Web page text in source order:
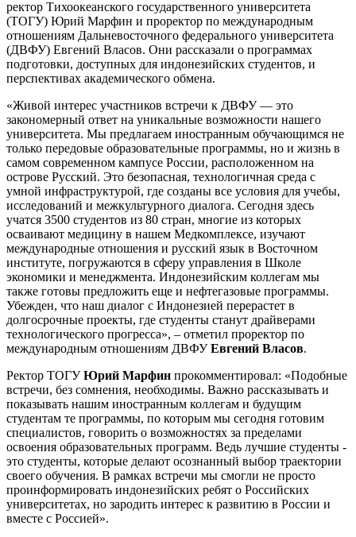
ректор Тихоокеанского государственного университета
(ТОГУ) Юрий Марфин и проректор по международным
отношениям Дальневосточного федерального университета
(ДВФУ) Евгений Власов. Они рассказали о программах
подготовки, доступных для индонезийских студентов, и
перспективах академического обмена.
«Живой интерес участников встречи к ДВФУ — это
закономерный ответ на уникальные возможности нашего
университета. Мы предлагаем иностранным обучающимся не
только передовые образовательные программы, но и жизнь в
самом современном кампусе России, расположенном на
острове Русский. Это безопасная, технологичная среда с
умной инфраструктурой, где созданы все условия для учебы,
исследований и межкультурного диалога. Сегодня здесь
учатся 3500 студентов из 80 стран, многие из которых
осваивают медицину в нашем Медкомплексе, изучают
международные отношения и русский язык в Восточном
институте, погружаются в сферу управления в Школе
экономики и менеджмента. Индонезийским коллегам мы
также готовы предложить еще и нефтегазовые программы.
Убежден, что наш диалог с Индонезией перерастет в
долгосрочные проекты, где студенты станут драйверами
технологического прогресса», – отметил проректор по
международным отношениям ДВФУЕвгений Власов.
Ректор ТОГУЮрий Марфин прокомментировал: «Подобные
встречи, без сомнения, необходимы. Важно рассказывать и
показывать нашим иностранным коллегам и будущим
студентам те программы, по которым мы сегодня готовим
специалистов, говорить о возможностях за пределами
освоения образовательных программ. Ведь лучшие студенты -
это студенты, которые делают осознанный выбор траектории
своего обучения. В рамках встречи мы смогли не просто
проинформировать индонезийских ребят о Российских
университетах, но зародить интерес к развитию в России и
вместе с Россией».